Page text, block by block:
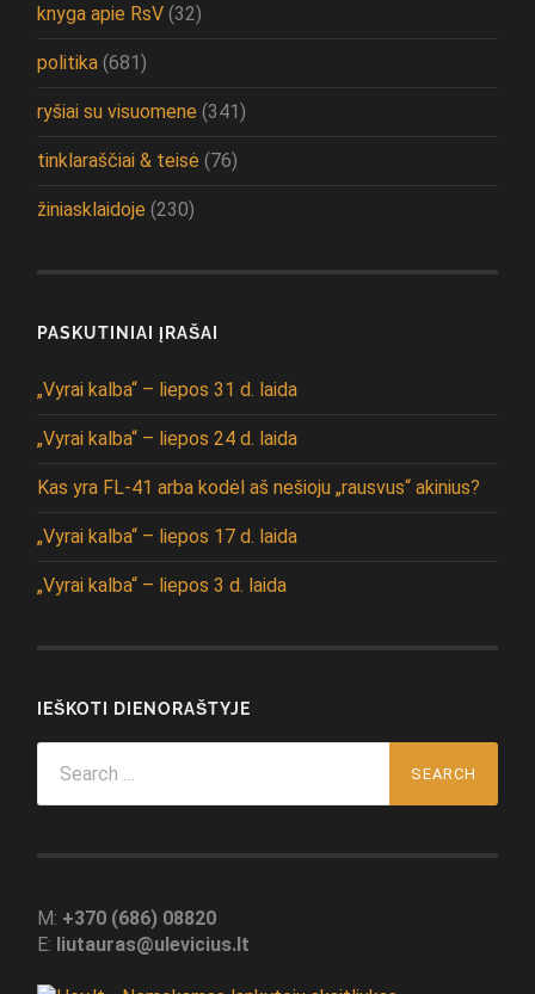
knyga apie RsV (32)
politika (681)
ryšiai su visuomene (341)
tinklaraščiai & teisė (76)
žiniasklaidoje (230)
PASKUTINIAI ĮRAŠAI
„Vyrai kalba“ – liepos 31 d. laida
„Vyrai kalba“ – liepos 24 d. laida
Kas yra FL-41 arba kodėl aš nešioju „rausvus“ akinius?
„Vyrai kalba“ – liepos 17 d. laida
„Vyrai kalba“ – liepos 3 d. laida
IEŠKOTI DIENORAŠTYJE
for:
M: +370 (686) 08820
E: liutauras@ulevicius.lt